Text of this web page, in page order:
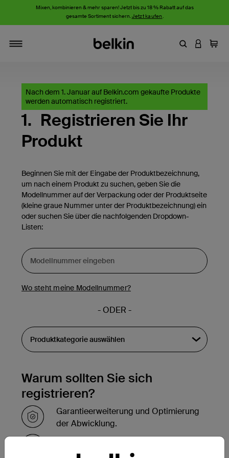
Mixen, kombinieren & mehr sparen! Jetzt bis zu 18 % Rabatt auf das
gesamte Sortiment sichern.Jetzt kaufen.
Stichwort
AN
Nach dem 1. Januar auf Belkin.com gekaufte Produkte
werden automatisch registriert.
1. Registrieren Sie Ihr
Produkt
Beginnen Sie mit der Eingabe der Produktbezeichnung,
um nach einem Produkt zu suchen, geben Sie die
Modellnummer auf der Verpackung oder der Produktseite
(kleine graue Nummer unter der Produktbezeichnung) ein
oder suchen Sie über die nachfolgenden Dropdown-
Listen:
Wo steht meine Modellnummer?
- ODER -
Warum sollten Sie sich
registrieren?
Garantieerweiterung und Optimierung
der Abwicklung.
Innerhalb weniger Stunden nach der
Registrierung Bestätigung per E-Mail.